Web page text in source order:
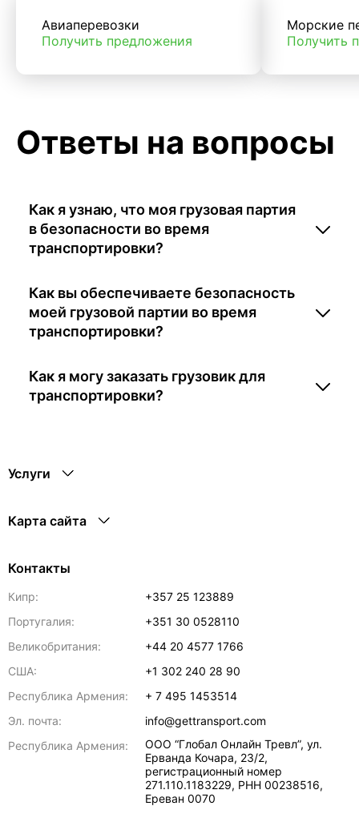
Авиаперевозки
Получить предложения
Морские
Получить
Ответы на вопросы
Как я узнаю, что моя грузовая партия
в безопасности во время
транспортировки?
Как вы обеспечиваете безопасность
моей грузовой партии во время
транспортировки?
Как я могу заказать грузовик для
транспортировки?
Услуги
Карта сайта
Контакты
Кипр:
+357 25 123889
Португалия:
+351 30 0528110
Великобритания:
+44 20 4577 1766
США:
+1 302 240 28 90
Республика Армения:
+ 7 495 1453514
Эл. почта:
info@gettransport.com
Республика Армения:
ООО “Глобал Онлайн Тревл”, ул.
Ерванда Кочара, 23/2,
регистрационный номер
271.110.1183229, РНН 00238516,
Ереван 0070